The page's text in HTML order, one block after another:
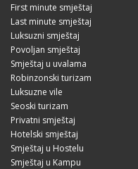
First minute smještaj
Last minute smještaj
Luksuzni smještaj
Povoljan smještaj
Smještaj u uvalama
Robinzonski turizam
Luksuzne vile
Seoski turizam
Privatni smještaj
Hotelski smještaj
Smještaj u Hostelu
Smještaj u Kampu